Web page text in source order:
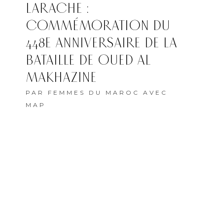
LARACHE :
COMMÉMORATION DU
448E ANNIVERSAIRE DE LA
BATAILLE DE OUED AL
MAKHAZINE
PAR FEMMES DU MAROC AVEC
MAP